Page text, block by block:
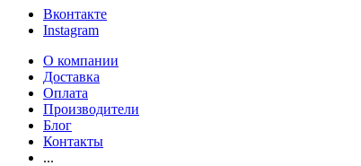
Вконтакте
Instagram
О компании
Доставка
Оплата
Производители
Блог
Контакты
...